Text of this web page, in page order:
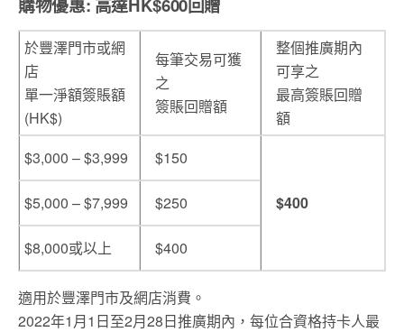
購物優惠: 高達HK$600回贈
於豐澤門市或網
店
單一淨額簽賬額
(HK$)
每筆交易可獲
之
簽賬回贈額
整個推廣期內
可享之
最高簽賬回贈
額
$3,000 – $3,999
$150
$400
$5,000 – $7,999 $250
$8,000或以上 $400
適用於豐澤門市及網店消費。
2022年1月1日至2月28日推廣期內，每位合資格持卡人最